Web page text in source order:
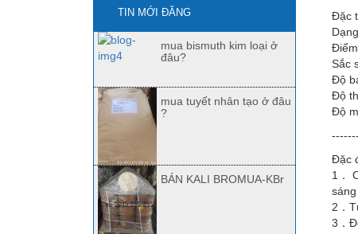
TIN MỚI ĐĂNG
mua bismuth kim loại ở
đâu?
mua tuyết nhân tạo ở đâu
?
BÁN KALI BROMUA-KBr
Đặc
Sắc
Độ
Độ
Độ
Đặc
1．
2．
3．